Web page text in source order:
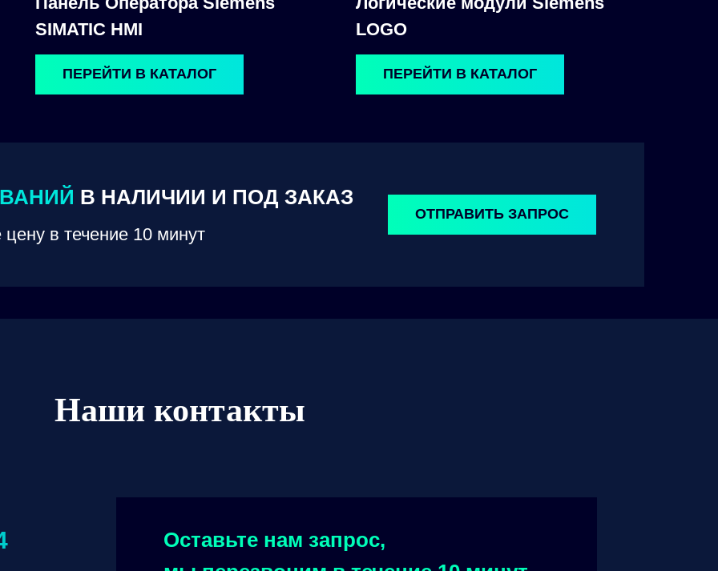
ОТПРАВИТЬ ЗАПРОС
В НАЛИЧИИ И ПОД ЗАКАЗ
в течение 10 минут
SIMATIC HMI
LOGO
ПЕРЕЙТИ В КАТАЛОГ ПЕРЕЙТИ В КАТАЛОГ
Наши контакты
Оставьте нам запрос,